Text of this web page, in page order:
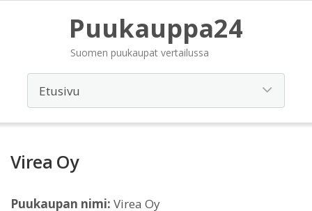
Puukauppa24
Suomen puukaupat vertailussa
Virea Oy
Puukaupan nimi: Virea Oy